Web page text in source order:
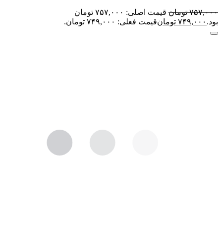
۷۵۷,۰۰۰ تومان
قیمت اصلی: ۷۵۷,۰۰۰ تومان
بود. ۷۴۹,۰۰۰ تومانقیمت فعلی: ۷۴۹,۰۰۰ تومان.